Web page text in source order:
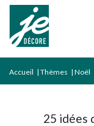
Accueil | Thèmes | Noël
25 idées